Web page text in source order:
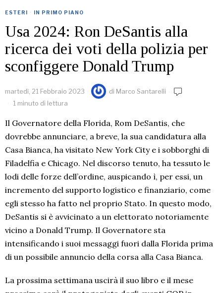
ESTERI · IN PRIMO PIANO
Usa 2024: Ron DeSantis alla
ricerca dei voti della polizia per
sconfiggere Donald Trump
martedì, 21 Febbraio 2023 di Marco Santarelli
1 minuto di lettura
Il Governatore della Florida, Rom DeSantis, che
dovrebbe annunciare, a breve, la sua candidatura alla
Casa Bianca, ha visitato New York City e i sobborghi di
Filadelfia e Chicago. Nel discorso tenuto, ha tessuto le
lodi delle forze dell’ordine, auspicando ì, per essi, un
incremento del supporto logistico e finanziario, come
egli stesso ha fatto nel proprio Stato. In questo modo,
DeSantis si è avvicinato a un elettorato notoriamente
vicino a Donald Trump. Il Governatore sta
intensificando i suoi messaggi fuori dalla Florida prima
di un possibile annuncio della corsa alla Casa Bianca.
La prossima settimana uscirà il suo libro e il mese